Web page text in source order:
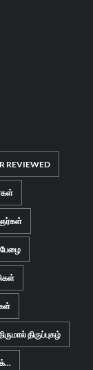
REVIEWED
திருப்புகழ்